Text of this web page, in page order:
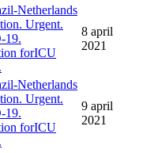
Netherlands
Urgent.
19.
forICU
8 april
2021
Netherlands
Urgent.
19.
forICU
9 april
2021